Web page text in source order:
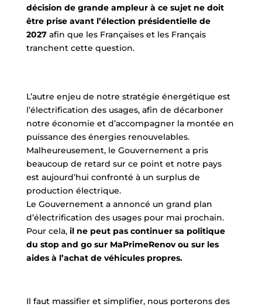
décision de grande ampleur à ce sujet ne doit
être prise avant l’élection présidentielle de
2027 afin que les Françaises et les Français
tranchent cette question.
L’autre enjeu de notre stratégie énergétique est
l’électrification des usages, afin de décarboner
notre économie et d’accompagner la montée en
puissance des énergies renouvelables.
Malheureusement, le Gouvernement a pris
beaucoup de retard sur ce point et notre pays
est aujourd’hui confronté à un surplus de
production électrique.
Le Gouvernement a annoncé un grand plan
d’électrification des usages pour mai prochain.
Pour cela, il ne peut pas continuer sa politique
du stop and go sur MaPrimeRenov ou sur les
aides à l’achat de véhicules propres.
Il faut massifier et simplifier, nous porterons des